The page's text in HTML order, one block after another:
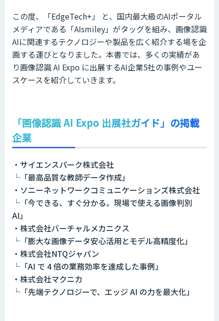
この度、「EdgeTech+」 と、国内最大級のAIポータル
メディアである「AIsmiley」がタッグを組み、画像認識
AIに関連するテクノロジーや製品を広く紹介する場を企
画する運びとなりました。本書では、多くの実績があ
り画像認識 AI Expo に出展するAI企業5社の事例やユー
スケースを紹介していきます。
「画像認識 AI Expo 出展社ガイド」の掲載
企業
・サイエンスパーク株式会社
└「最高品質な教師データ作成」
・ソニーネットワークコミュニケーションズ株式会社
└「今できる、すぐ分かる。現場で使える画像判別
AI」
・株式会社バーチャルメカニクス
└「膨大な画像データ安心活用とモデル高精度化」
・株式会社NTQジャパン
└「AI で 4 倍の業務効率を達成した事例」
・株式会社マクニカ
└「先端テクノロジーで、エッジ AI の力を最大化」